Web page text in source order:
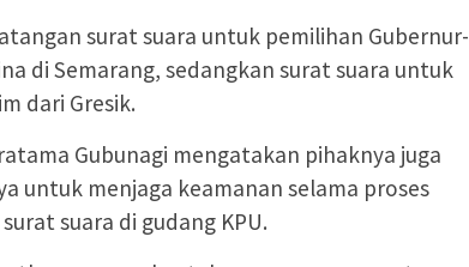
surat suara untuk pemilihan Gubernur-
di Semarang, sedangkan surat suara untuk
dari Gresik.
Gubunagi mengatakan pihaknya juga
untuk menjaga keamanan selama proses
suara di gudang KPU.